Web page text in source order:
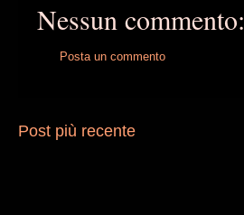
Nessun commento:
Posta un commento
Post più recente